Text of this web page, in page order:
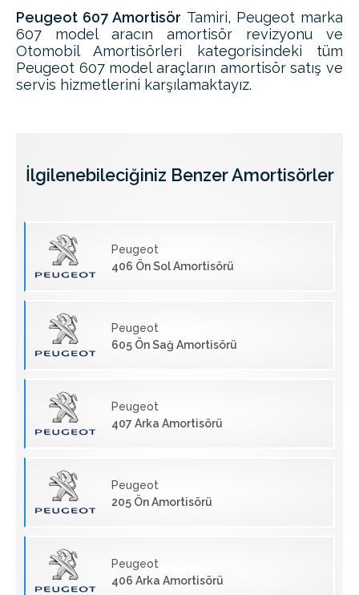
Peugeot 607 Amortisör Tamiri, Peugeot marka
607 model aracın amortisör revizyonu ve
Otomobil Amortisörleri kategorisindeki tüm
Peugeot 607 model araçların amortisör satış ve
servis hizmetlerini karşılamaktayız.
İlgilenebileciğiniz Benzer Amortisörler
Peugeot
406 Ön Sol Amortisörü
Peugeot
605 Ön Sağ Amortisörü
Peugeot
407 Arka Amortisörü
Peugeot
205 Ön Amortisörü
Peugeot
406 Arka Amortisörü